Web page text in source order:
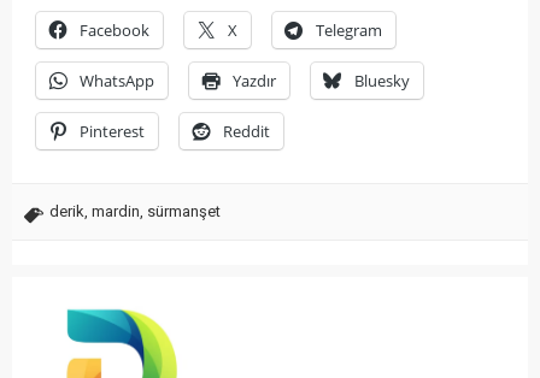
Facebook X Telegram
WhatsApp Yazdır Bluesky
Pinterest Reddit
derik, mardin, sürmanşet